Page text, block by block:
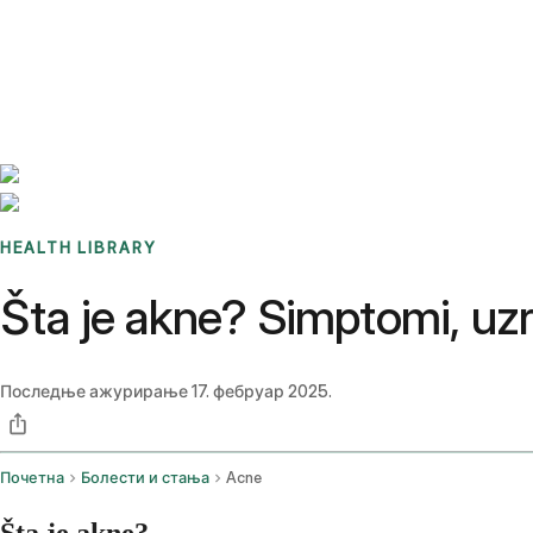
HEALTH LIBRARY
Šta je akne? Simptomi,
Последње ажурирање17. фебруар 2025.
Почетна Болести и стања Acne